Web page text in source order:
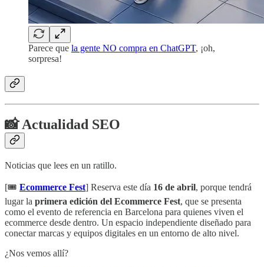
Parece que la gente NO compra en ChatGPT, ¡oh,
sorpresa!
📸 Actualidad SEO
Noticias que lees en un ratillo.
[🎟️ Ecommerce Fest] Reserva este día 16 de abril, porque tendrá
lugar la primera edición del Ecommerce Fest, que se presenta
como el evento de referencia en Barcelona para quienes viven el
ecommerce desde dentro. Un espacio independiente diseñado para
conectar marcas y equipos digitales en un entorno de alto nivel.
¿Nos vemos allí?